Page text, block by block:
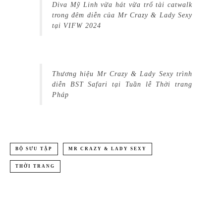
Diva Mỹ Linh vừa hát vừa trổ tài catwalk
trong đêm diễn của Mr Crazy & Lady Sexy
tại VIFW 2024
Thương hiệu Mr Crazy & Lady Sexy trình
diễn BST Safari tại Tuần lễ Thời trang
Pháp
BỘ SƯU TẬP MR CRAZY & LADY SEXY
THỜI TRANG